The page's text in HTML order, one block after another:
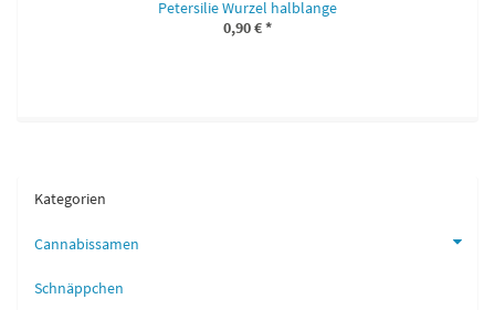
Petersilie Wurzel halblange
0,90 €*
Kategorien
Cannabissamen
Schnäppchen